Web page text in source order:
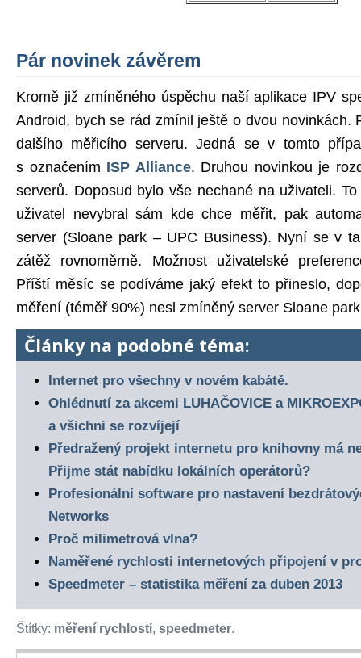
Pár novinek závěrem
Kromě již zmíněného úspěchu naší aplikace IPV
Android, bych se rád zmínil ještě o dvou novinkách.
dalšího měřicího serveru. Jedná se v tomto
s označením ISP Alliance. Druhou novinkou je
serverů. Doposud bylo vše nechané na uživateli.
uživatel nevybral sám kde chce měřit, pak
server (Sloane park – UPC Business). Nyní se v
zátěž rovnoměrně. Možnost uživatelské
Příští měsíc se podíváme jaký efekt to přineslo,
měření (téměř 90%) nesl zmíněný server Sloane
Články na podobné téma:
Internet pro všechny v novém kabátě.
Ohlédnutí za akcemi LUHAČOVICE a
a všichni se rozvíjejí
Předražený projekt internetu pro knihovny má
Přijme stát nabídku lokálních operátorů?
Profesionální software pro nastavení
Networks
Proč milimetrová vlna?
Naměřené rychlosti internetových připojení v
Speedmeter – statistika měření za duben 2013
Štítky: měření rychlosti, speedmeter.